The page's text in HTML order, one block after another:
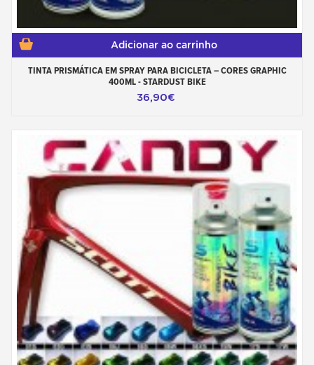
Adicionar ao carrinho
TINTA PRISMÁTICA EM SPRAY PARA BICICLETA – CORES GRAPHIC
400ML - STARDUST BIKE
36,90€